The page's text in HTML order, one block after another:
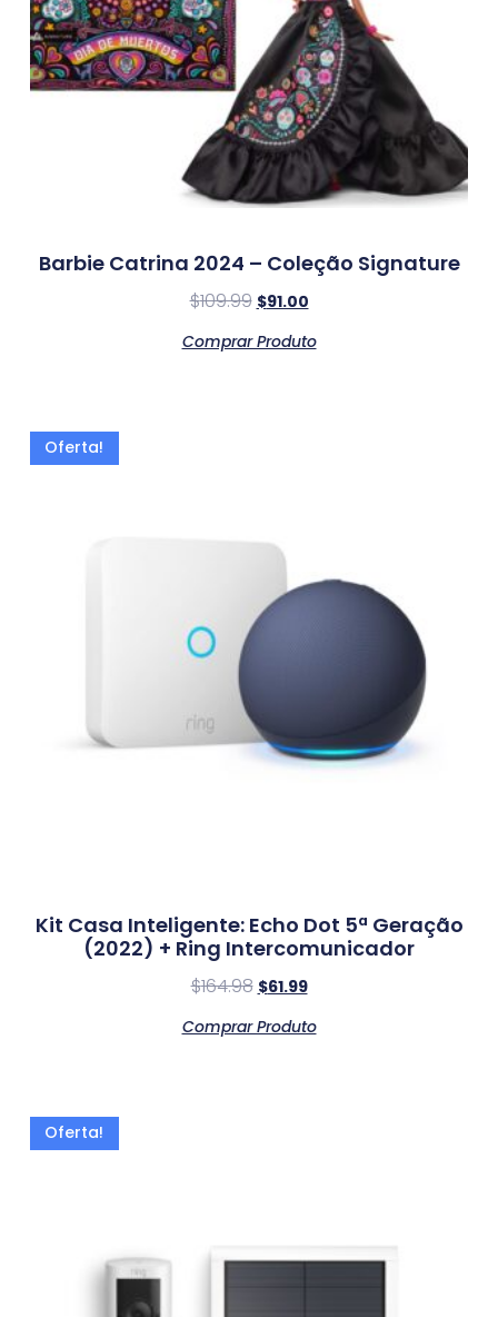
Barbie Catrina 2024 – Coleção Signature
$109.99 $91.00
Comprar Produto
Oferta!
Kit Casa Inteligente: Echo Dot 5ª Geração
(2022) + Ring Intercomunicador
$164.98 $61.99
Comprar Produto
Oferta!